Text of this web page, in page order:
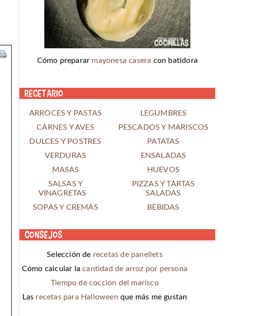
Cómo preparar mayonesa casera con batidora
Recetario
ARROCES Y PASTAS
LEGUMBRES
CARNES Y AVES
PESCADOS Y MARISCOS
DULCES Y POSTRES
PATATAS
VERDURAS
ENSALADAS
MASAS
HUEVOS
SALSAS Y
VINAGRETAS
PIZZAS Y TARTAS
SALADAS
SOPAS Y CREMAS
BEBIDAS
Consejos
Selección de recetas de panellets
Cómo calcular lacantidad de arroz por persona
Tiempo de cocción del marisco
Las recetas para Halloween que más me gustan